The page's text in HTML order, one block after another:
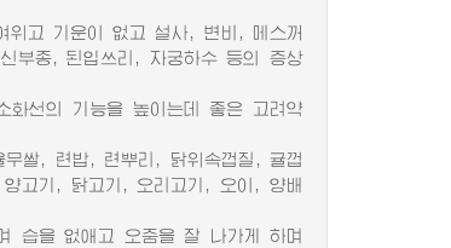
고 기운이 없고 설사, 변비, 메스꺼
부종, 된입쓰리, 자궁하수 등의 증상
선의 기능을 높이는데 좋은 고려약
쌀, 련밥, 련뿌리, 닭위속껍질, 귤껍
고기, 닭고기, 오리고기, 오이, 양배
습을 없애고 오줌을 잘 나가게 하며